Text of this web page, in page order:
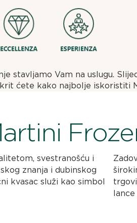
stavljamo Vam na uslugu.
ćete kako najbolje iskoristiti
svestranošću i
znanja i dubinskog
kvasac služi kao simbol